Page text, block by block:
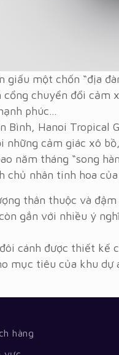
một chốn “địa
chuyển đổi cảm
phúc…
Hanoi Tropical
cảm giác xô
năm tháng “song
nhân tinh hoa của
thân thuộc và
gắn với nhiều ý
cánh được thiết
mục tiêu của khu
hàng